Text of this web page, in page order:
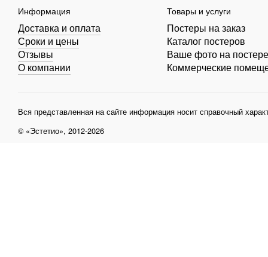
Информация
Доставка и оплата
Сроки и цены
Отзывы
О компании
Товары и услуги
Постеры на заказ
Каталог постеров
Ваше фото на постере
Коммерческие
Вся представленная на сайте информация носит справочный
© «Эстетио», 2012-2026